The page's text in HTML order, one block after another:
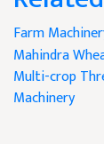
Farm
Mahindra
Multi-crop
Machinery